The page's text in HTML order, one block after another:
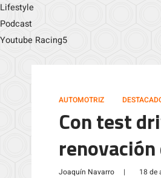
Lifestyle
Podcast
Youtube Racing5
AUTOMOTRIZ
Con test
Joaquín Navarro | 18 de